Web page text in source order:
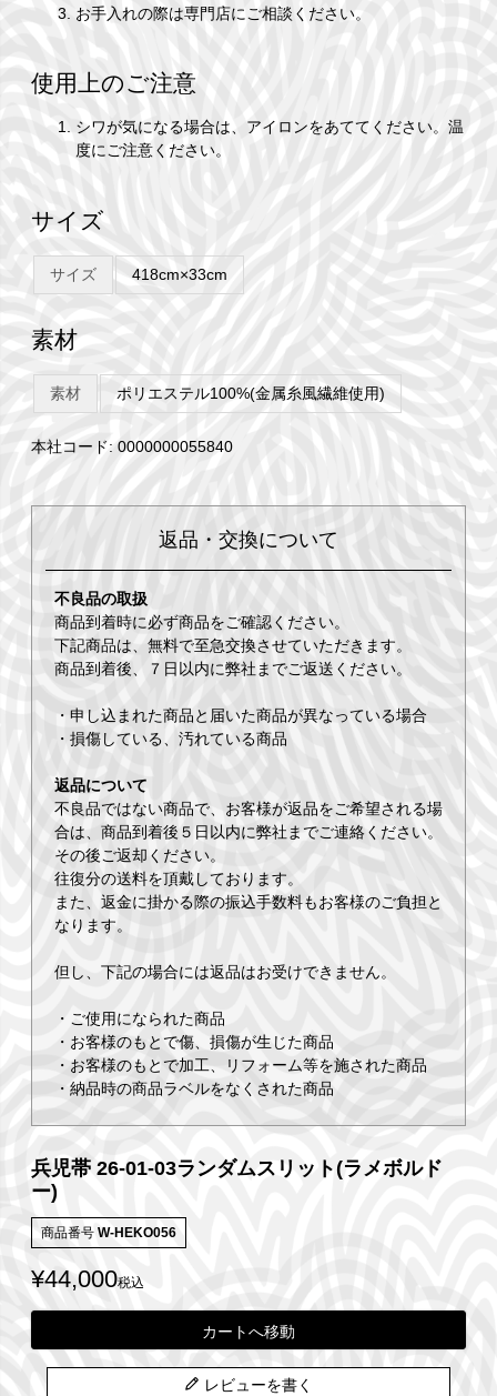
お手入れの際は専門店にご相談ください。
使用上のご注意
シワが気になる場合は、アイロンをあててください。温
度にご注意ください。
サイズ
サイズ 418cm×33cm
素材
素材 ポリエステル100%(金属糸風繊維使用)
本社コード: 0000000055840
返品・交換について
不良品の取扱
商品到着時に必ず商品をご確認ください。
下記商品は、無料で至急交換させていただきます。
商品到着後、７日以内に弊社までご返送ください。
・申し込まれた商品と届いた商品が異なっている場合
・損傷している、汚れている商品
返品について
不良品ではない商品で、お客様が返品をご希望される場
合は、商品到着後５日以内に弊社までご連絡ください。
その後ご返却ください。
往復分の送料を頂戴しております。
また、返金に掛かる際の振込手数料もお客様のご負担と
なります。
但し、下記の場合には返品はお受けできません。
・ご使用になられた商品
・お客様のもとで傷、損傷が生じた商品
・お客様のもとで加工、リフォーム等を施された商品
・納品時の商品ラベルをなくされた商品
兵児帯 26-01-03ランダムスリット(ラメボルド
ー)
商品番号 W-HEKO056
¥44,000税込
カートへ移動
レビューを書く